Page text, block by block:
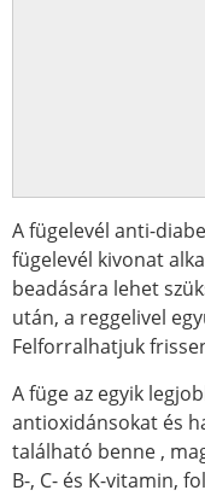
A fügelevél anti-
fügelevél kivonat
beadására lehet
után, a reggelivel
Felforralhatjuk
A füge az egyik
antioxidánsokat és
található benne ,
B-, C- és K-vitamin,